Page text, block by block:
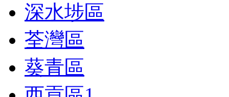
深水埗區
荃灣區
葵青區